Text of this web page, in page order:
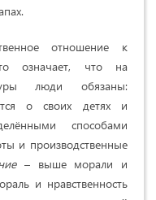
отношение к
означает, что на
люди обязаны:
о своих детях и
способами
и производственные
– выше морали и
и нравственность